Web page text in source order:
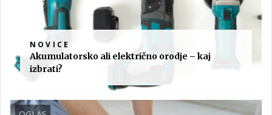
NOVICE
Akumulatorsko ali električno orodje – kaj
izbrati?